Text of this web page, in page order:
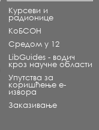
Курсеви и
радионице
КоБСОН
Средом у 12
LibGuides - водич
кроз научне области
Упутства за
коришћење е-
извора
Заказивање